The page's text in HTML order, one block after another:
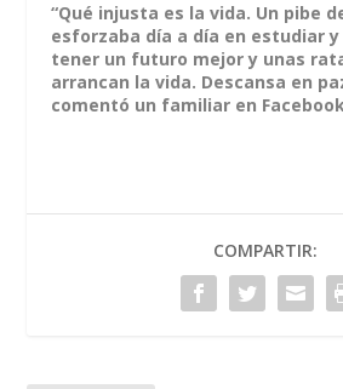
“Qué injusta es la vida. Un pibe
esforzaba día a día en estudiar
tener un futuro mejor y unas
arrancan la vida. Descansa en
comentó un familiar en
COMPARTIR: